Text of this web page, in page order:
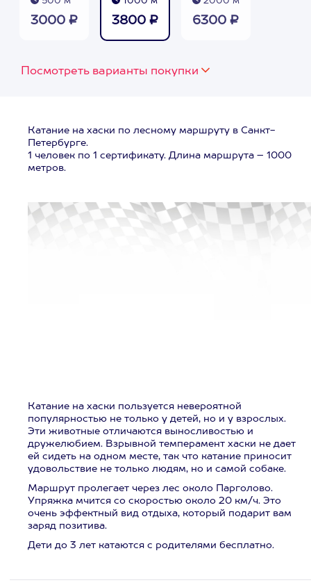
3000 ₽ 3800 ₽ 6300 ₽
Посмотреть варианты покупки
Катание на хаски по лесному маршруту в Санкт-
Петербурге.
1 человек по 1 сертификату. Длина маршрута – 1000
метров.
Катание на хаски пользуется невероятной
популярностью не только у детей, но и у взрослых.
Эти животные отличаются выносливостью и
дружелюбием. Взрывной темперамент хаски не дает
ей сидеть на одном месте, так что катание приносит
удовольствие не только людям, но и самой собаке.
Маршрут пролегает через лес около Парголово.
Упряжка мчится со скоростью около 20 км/ч. Это
очень эффектный вид отдыха, который подарит вам
заряд позитива.
Дети до 3 лет катаются с родителями бесплатно.